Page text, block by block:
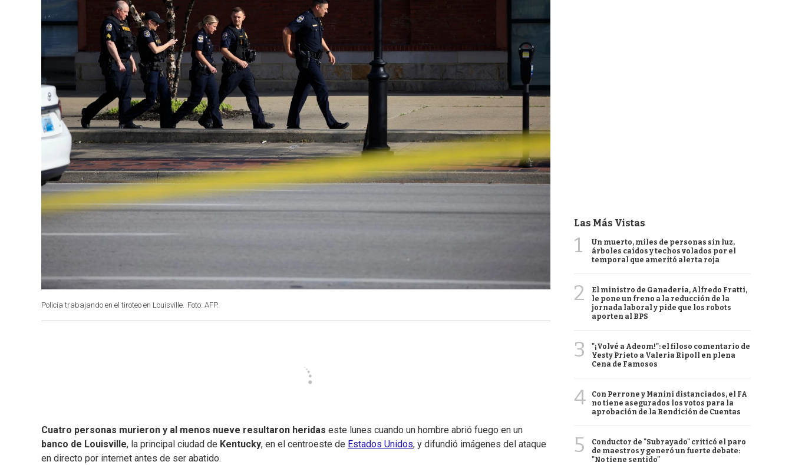
Policía trabajando en el tiroteo en Louisville. Foto: AFP.
Cuatro personas murieron y al menos nueve resultaron heridas este lunes cuando un hombre abrió fuego en un
banco de Louisville, la principal ciudad de Kentucky, en el centroeste de Estados Unidos, y difundió imágenes del ataque
en directo por internet antes de ser abatido.
Las Más Vistas
1
Un muerto, miles de personas sin luz,
árboles caídos y techos volados por el
temporal que ameritó alerta roja
2
El ministro de Ganadería, Alfredo Fratti,
le pone un freno a la reducción de la
jornada laboral y pide que los robots
aporten al BPS
3
"¡Volvé a Adeom!": el filoso comentario de
Yesty Prieto a Valeria Ripoll en plena
Cena de Famosos
4
Con Perrone y Manini distanciados, el FA
no tiene asegurados los votos para la
aprobación de la Rendición de Cuentas
5
Conductor de "Subrayado" criticó el paro
de maestros y generó un fuerte debate:
"No tiene sentido"